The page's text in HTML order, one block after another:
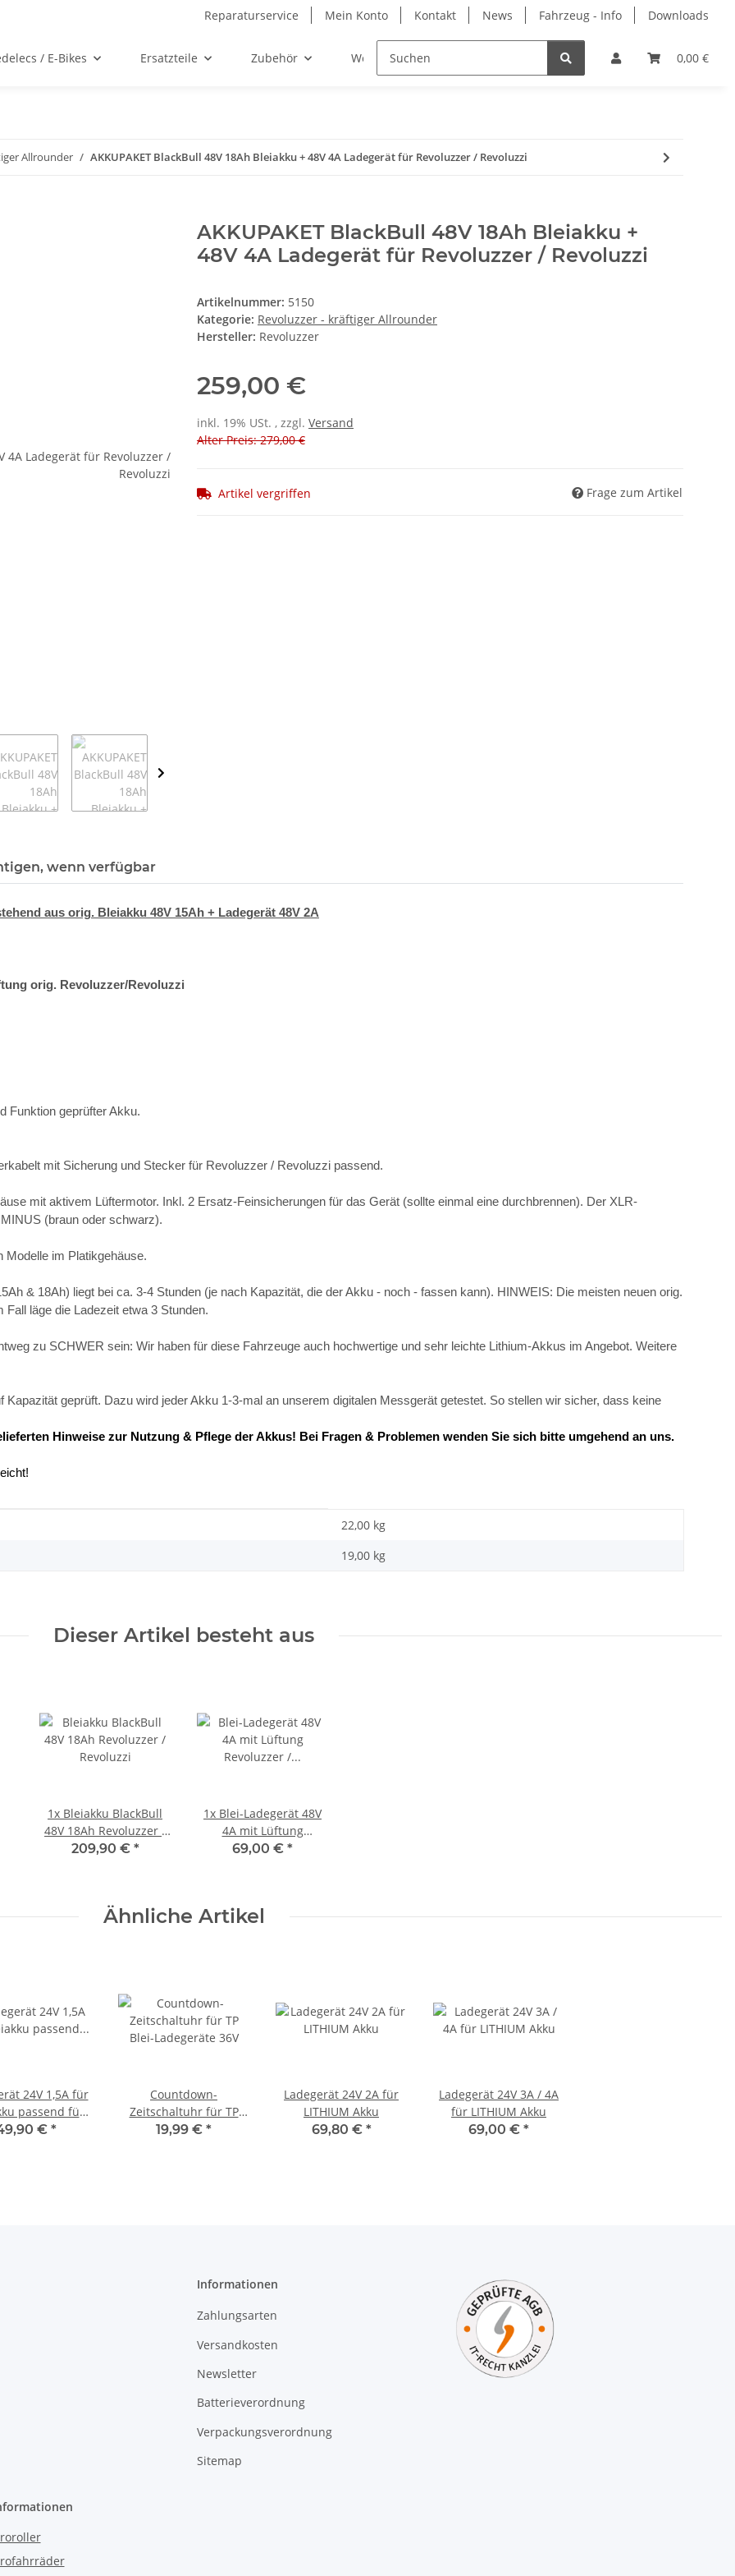
Reparaturservice Mein Konto Kontakt News Fahrzeug - Info Downloads
0,00 €
/ E-Bikes Ersatzteile Zubehör Werbemittel
Allrounder AKKUPAKET BlackBull 48V 18Ah Bleiakku + 48V 4A Ladegerät für Revoluzzer / Revoluzzi
AKKUPAKET BlackBull 48V 18Ah Bleiakku +
48V 4A Ladegerät für Revoluzzer / Revoluzzi
Artikelnummer: 5150
Kategorie: Revoluzzer - kräftiger Allrounder
Hersteller: Revoluzzer
259,00 €
inkl. 19% USt. , zzgl. Versand
Alter Preis: 279,00 €
Artikel vergriffen Frage zum Artikel
wenn verfügbar
aus orig. Bleiakku 48V 15Ah + Ladegerät 48V 2A
orig. Revoluzzer/Revoluzzi
Funktion geprüfter Akku.
mit Sicherung und Stecker für Revoluzzer / Revoluzzi passend.
mit aktivem Lüftermotor. Inkl. 2 Ersatz-Feinsicherungen für das Gerät (sollte einmal eine durchbrennen). Der XLR-
(braun oder schwarz).
Modelle im Platikgehäuse.
& 18Ah) liegt bei ca. 3-4 Stunden (je nach Kapazität, die der Akku - noch - fassen kann). HINWEIS: Die meisten neuen orig.
läge die Ladezeit etwa 3 Stunden.
zu SCHWER sein: Wir haben für diese Fahrzeuge auch hochwertige und sehr leichte Lithium-Akkus im Angebot. Weitere
geprüft. Dazu wird jeder Akku 1-3-mal an unserem digitalen Messgerät getestet. So stellen wir sicher, dass keine
Hinweise zur Nutzung & Pflege der Akkus! Bei Fragen & Problemen wenden Sie sich bitte umgehend an uns.
22,00 kg
19,00 kg
Dieser Artikel besteht aus
1x Bleiakku BlackBull
48V 18Ah Revoluzzer /
Revoluzzi
209,90 € *
1x Blei-Ladegerät 48V
4A mit Lüftung
Revoluzzer / Revoluzzi
69,00 € *
Ähnliche Artikel
24V 1,5A für
passend für
Ferdinand I
€ *
Countdown-
Zeitschaltuhr für TP
Blei-Ladegeräte 36V
19,99 € *
Ladegerät 24V 2A für
LITHIUM Akku
69,80 € *
Ladegerät 24V 3A / 4A
für LITHIUM Akku
69,00 € *
Informationen
Zahlungsarten
Versandkosten
Newsletter
Batterieverordnung
Verpackungsverordnung
Sitemap